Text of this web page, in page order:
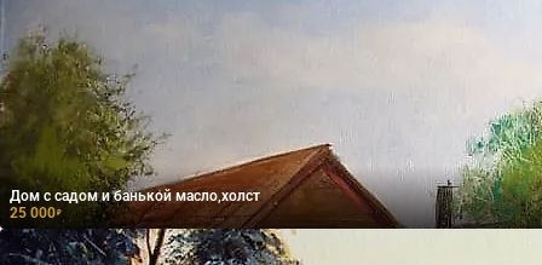
Дом с садом и банькой масло,холст
25 000₽